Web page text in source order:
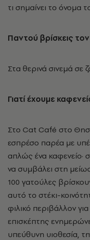
τι σημαίνει το
Παντού βρίσκεις
Στα θερινά σινεμά σε
Γιατί έχουμε
Στο Cat Café στο
εσπρέσο παρέα με
απλώς ένα καφενείο·
να συμβάλει στη
100 γατούλες
αυτό το στέκι-
φιλικό περιβάλλον
επισκέπτης
υπεύθυνη υιοθεσία,